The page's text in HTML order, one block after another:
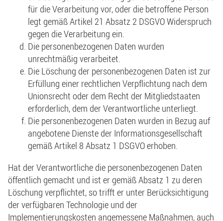
für die Verarbeitung vor, oder die betroffene Person
legt gemäß Artikel 21 Absatz 2 DSGVO Widerspruch
gegen die Verarbeitung ein.
Die personenbezogenen Daten wurden
unrechtmäßig verarbeitet.
Die Löschung der personenbezogenen Daten ist zur
Erfüllung einer rechtlichen Verpflichtung nach dem
Unionsrecht oder dem Recht der Mitgliedstaaten
erforderlich, dem der Verantwortliche unterliegt.
Die personenbezogenen Daten wurden in Bezug auf
angebotene Dienste der Informationsgesellschaft
gemäß Artikel 8 Absatz 1 DSGVO erhoben.
Hat der Verantwortliche die personenbezogenen Daten
öffentlich gemacht und ist er gemäß Absatz 1 zu deren
Löschung verpflichtet, so trifft er unter Berücksichtigung
der verfügbaren Technologie und der
Implementierungskosten angemessene Maßnahmen, auch